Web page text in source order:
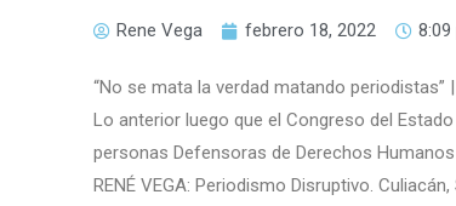
Rene Vega febrero 18, 2022 8:09
“No se mata la verdad matando
Lo anterior luego que el Congreso del
personas Defensoras de Derechos Humanos
RENÉ VEGA: Periodismo Disruptivo.